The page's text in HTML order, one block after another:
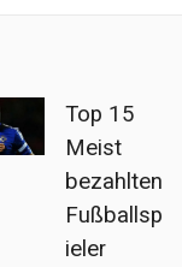
Top 15
Meist
bezahlten
Fußballsp
ieler